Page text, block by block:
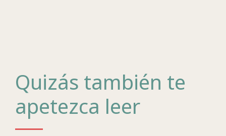
Quizás también te
apetezca leer